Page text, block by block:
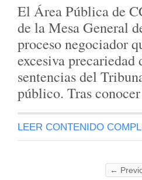
El Área Pública de
de la Mesa General
proceso negociador
excesiva
sentencias del
público. Tras
LEER CONTENIDO
←